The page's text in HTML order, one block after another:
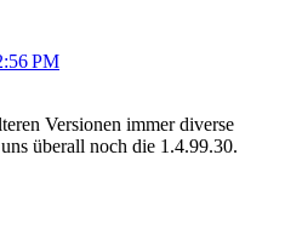
PM
Versionen immer diverse
überall noch die 1.4.99.30.